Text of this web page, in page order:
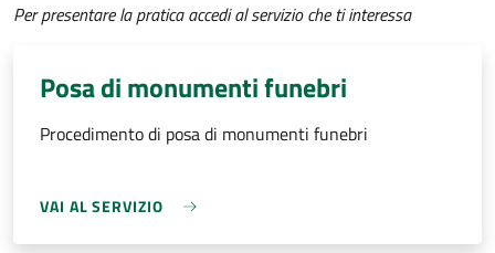
Per presentare la pratica accedi al servizio che ti interessa
Posa di monumenti funebri
Procedimento di posa di monumenti funebri
VAI AL SERVIZIO